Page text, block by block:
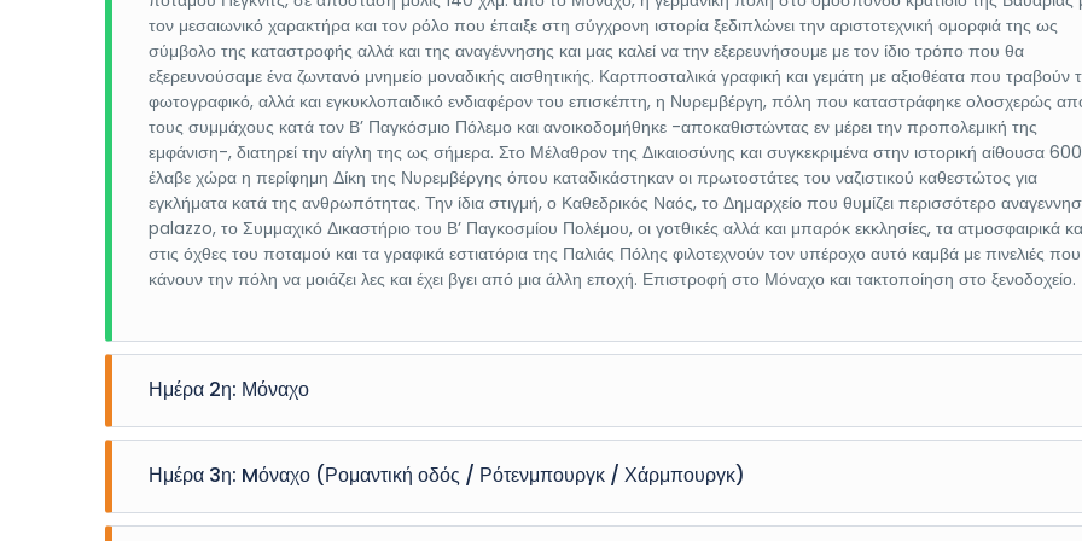
τον μεσαιωνικό χαρακτήρα και τον ρόλο που έπαιξε στη σύγχρονη ιστορία ξεδιπλώνει την αριστοτεχνική ομορφιά της ως
σύμβολο της καταστροφής αλλά και της αναγέννησης και μας καλεί να την εξερευνήσουμε με τον ίδιο τρόπο που θα
εξερευνούσαμε ένα ζωντανό μνημείο μοναδικής αισθητικής. Καρτποσταλικά γραφική και γεμάτη με αξιοθέατα που τραβούν
φωτογραφικό, αλλά και εγκυκλοπαιδικό ενδιαφέρον του επισκέπτη, η Νυρεμβέργη, πόλη που καταστράφηκε ολοσχερώς
τους συμμάχους κατά τον Β’ Παγκόσμιο Πόλεμο και ανοικοδομήθηκε -αποκαθιστώντας εν μέρει την προπολεμική της
εμφάνιση-, διατηρεί την αίγλη της ως σήμερα. Στο Μέλαθρον της Δικαιοσύνης και συγκεκριμένα στην ιστορική αίθουσα 600
έλαβε χώρα η περίφημη Δίκη της Νυρεμβέργης όπου καταδικάστηκαν οι πρωτοστάτες του ναζιστικού καθεστώτος για
εγκλήματα κατά της ανθρωπότητας. Την ίδια στιγμή, ο Καθεδρικός Ναός, το Δημαρχείο που θυμίζει περισσότερο
palazzo, το Συμμαχικό Δικαστήριο του Β’ Παγκοσμίου Πολέμου, οι γοτθικές αλλά και μπαρόκ εκκλησίες, τα ατμοσφαιρικά
στις όχθες του ποταμού και τα γραφικά εστιατόρια της Παλιάς Πόλης φιλοτεχνούν τον υπέροχο αυτό καμβά με πινελιές που
κάνουν την πόλη να μοιάζει λες και έχει βγει από μια άλλη εποχή. Επιστροφή στο Μόναχο και τακτοποίηση στο ξενοδοχείο.
Ημέρα 2η: Μόναχο
Μπαρόκ ξενάγηση και μπύρα στη χριστουγεννιάτικη Μάριενπλατς Πρωινή εξόρμηση για περιήγηση και αστική φλανερί στο
ιστορικό κέντρο του Μονάχου. Από τις χριστουγεννιάτικες αγορές, ως τους εορτασμούς για τη νίκη της Μπάγιερν, όλο και
θα συμβαίνει στην Μάριενπλατς, την όμορφη πλατεία στην οποία χτυπάει ο παλμός της καρδιάς της πόλης. Στολισμένη με το
Νέο και το Παλιό Δημαρχείο, καθώς και με την εκκλησία του Αγίου Πέτρου, η ιστορική πλατεία που ιδρύθηκε το 1158 είναι το
Ημέρα 3η: Mόναχο (Ρομαντική οδός / Ρότενμπουργκ / Χάρμπουργκ)
Γερμανικός ρομαντισμός για πάντα! Καταπράσινα λιβάδια, άγρια ποτάμια, ρομαντικά κάστρα, πανέμορφα γραφικά χωριά και